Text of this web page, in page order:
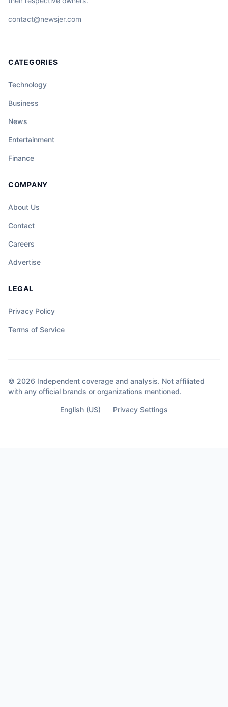
contact@newsjer.com
CATEGORIES
Technology
Business
News
Entertainment
Finance
COMPANY
About Us
Contact
Careers
Advertise
LEGAL
Privacy Policy
Terms of Service
© 2026 Independent coverage and analysis. Not affiliated
with any official brands or organizations mentioned.
English (US) Privacy Settings